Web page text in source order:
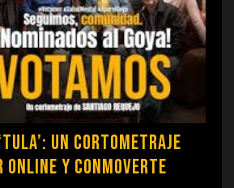
Un Cortometraje
Online y Conmoverte